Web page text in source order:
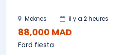
Meknes il y a 2 heures
88,000 MAD
Ford fiesta